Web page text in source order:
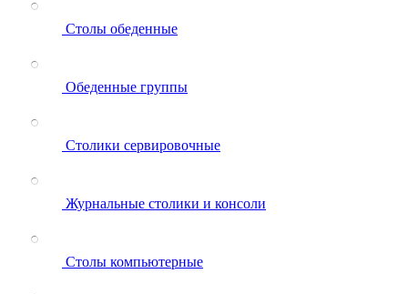
Столы обеденные
Обеденные группы
Столики сервировочные
Журнальные столики и консоли
Столы компьютерные